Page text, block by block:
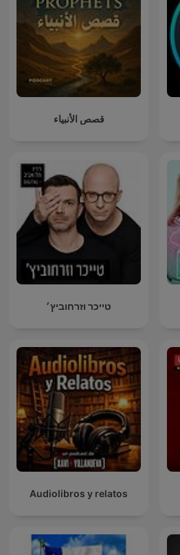
قصص الأنبياء
טייכר וזרחוביץ׳
Audiolibros y relatos